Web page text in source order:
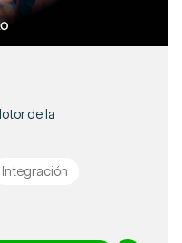
de la
Integración